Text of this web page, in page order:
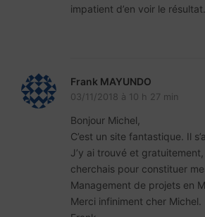
impatient d’en voir le résultat.
Frank MAYUNDO
03/11/2018 à 10 h 27 min
Bonjour Michel,
C’est un site fantastique. Il
J’y ai trouvé et
cherchais pour constituer
Management de projets en
Merci infiniment cher Michel.